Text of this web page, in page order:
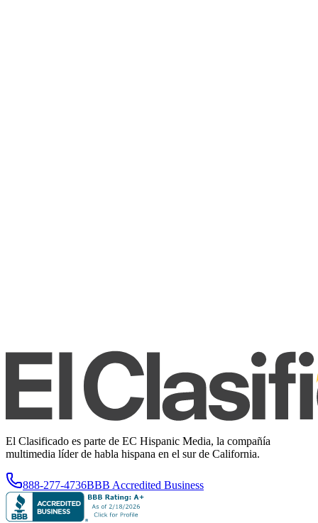
El Clasificado es parte de EC Hispanic Media, la compañía
multimedia líder de habla hispana en el sur de California.
888-277-4736BBB Accredited Business